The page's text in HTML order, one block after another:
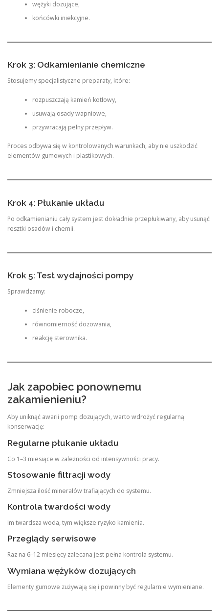
wężyki dozujące,
końcówki iniekcyjne.
Krok 3: Odkamienianie chemiczne
Stosujemy specjalistyczne preparaty, które:
rozpuszczają kamień kotłowy,
usuwają osady wapniowe,
przywracają pełny przepływ.
Proces odbywa się w kontrolowanych warunkach, aby nie uszkodzić
elementów gumowych i plastikowych.
Krok 4: Płukanie układu
Po odkamienianiu cały system jest dokładnie przepłukiwany, aby usunąć
resztki osadów i chemii.
Krok 5: Test wydajności pompy
Sprawdzamy:
ciśnienie robocze,
równomierność dozowania,
reakcję sterownika.
Jak zapobiec ponownemu
zakamienieniu?
Aby uniknąć awarii pomp dozujących, warto wdrożyć regularną
konserwację:
Regularne płukanie układu
Co 1–3 miesiące w zależności od intensywności pracy.
Stosowanie filtracji wody
Zmniejsza ilość minerałów trafiających do systemu.
Kontrola twardości wody
Im twardsza woda, tym większe ryzyko kamienia.
Przeglądy serwisowe
Raz na 6–12 miesięcy zalecana jest pełna kontrola systemu.
Wymiana wężyków dozujących
Elementy gumowe zużywają się i powinny być regularnie wymieniane.